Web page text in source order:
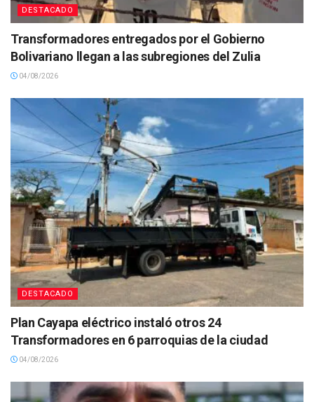
DESTACADO
Transformadores entregados por el Gobierno
Bolivariano llegan a las subregiones del Zulia
04/08/2026
DESTACADO
Plan Cayapa eléctrico instaló otros 24
Transformadores en 6 parroquias de la ciudad
04/08/2026